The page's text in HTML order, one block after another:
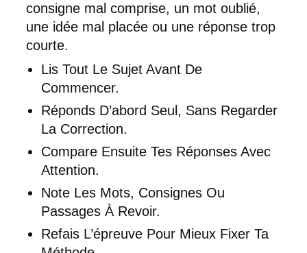
consigne mal comprise, un mot oublié,
une idée mal placée ou une réponse trop
courte.
Lis Tout Le Sujet Avant De
Commencer.
Réponds D’abord Seul, Sans Regarder
La Correction.
Compare Ensuite Tes Réponses Avec
Attention.
Note Les Mots, Consignes Ou
Passages À Revoir.
Refais L’épreuve Pour Mieux Fixer Ta